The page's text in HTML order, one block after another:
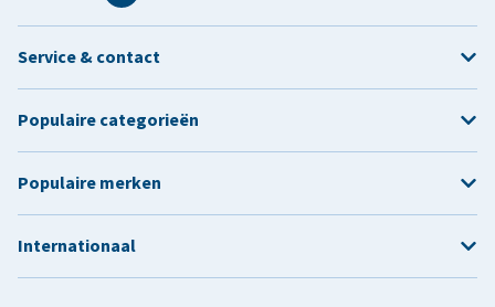
Service & contact
Populaire categorieën
Populaire merken
Internationaal